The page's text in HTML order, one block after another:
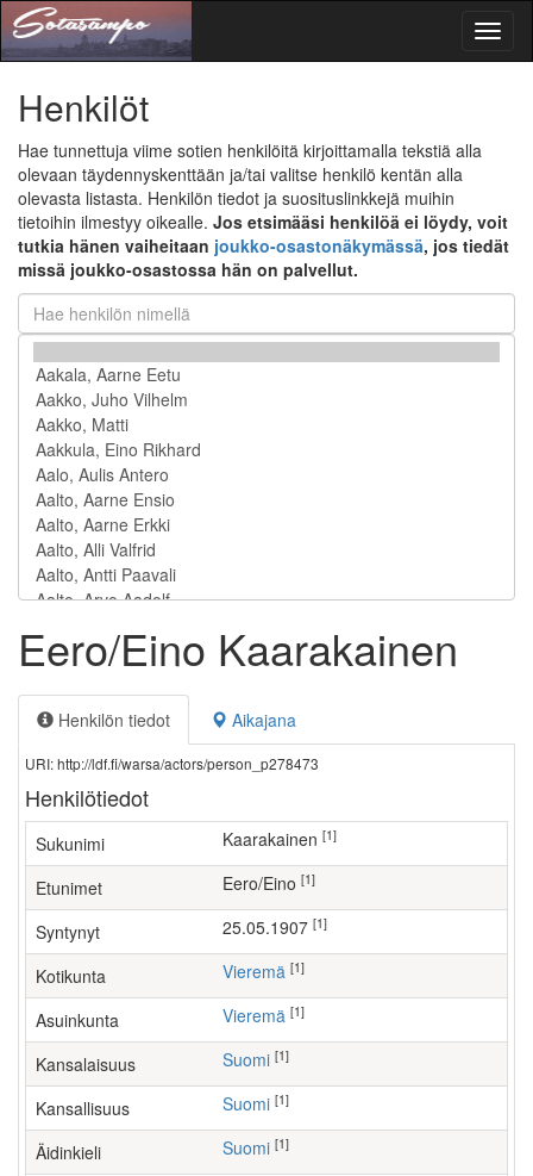
Henkilöt
Hae tunnettuja viime sotien henkilöitä kirjoittamalla tekstiä alla
olevaan täydennyskenttään ja/tai valitse henkilö kentän alla
olevasta listasta. Henkilön tiedot ja suosituslinkkejä muihin
tietoihin ilmestyy oikealle. Jos etsimääsi henkilöä ei löydy, voit
tutkia hänen vaiheitaan joukko-osastonäkymässä, jos tiedät
missä joukko-osastossa hän on palvellut.
Eero/Eino Kaarakainen
Henkilön tiedot Aikajana
URI: http://ldf.fi/warsa/actors/person_p278473
Henkilötiedot
Sukunimi Kaarakainen [1]
Etunimet Eero/Eino [1]
Syntynyt 25.05.1907 [1]
Kotikunta Vieremä [1]
Asuinkunta Vieremä [1]
Kansalaisuus Suomi [1]
Kansallisuus Suomi [1]
Äidinkieli Suomi [1]